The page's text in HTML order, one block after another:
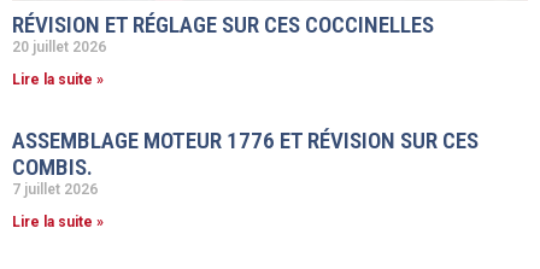
RÉVISION ET RÉGLAGE SUR CES COCCINELLES
20 juillet 2026
Lire la suite »
ASSEMBLAGE MOTEUR 1776 ET RÉVISION SUR CES
COMBIS.
7 juillet 2026
Lire la suite »